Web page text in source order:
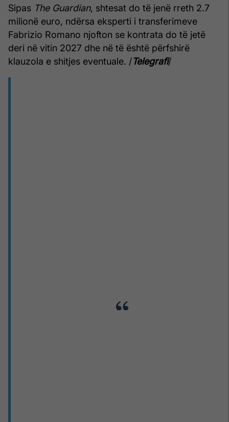
Sipas The Guardian, shtesat do të jenë rreth 2.7
milionë euro, ndërsa eksperti i transferimeve
Fabrizio Romano njofton se kontrata do të jetë
deri në vitin 2027 dhe në të është përfshirë
klauzola e shitjes eventuale. /Telegrafi/